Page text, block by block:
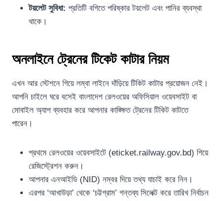
টয়লেট সুবিধা: প্রতিটি বগিতে পরিষ্কার টয়লেট এবং পানির ব্যবস্থা
থাকে।
অনলাইনে ট্রেনের টিকেট কাটার নিয়ম
এখন আর স্টেশনে গিয়ে লম্বা লাইনে দাঁড়িয়ে টিকিট কাটার প্রয়োজন নেই।
আপনি চাইলে ঘরে বসেই বাংলাদেশ রেলওয়ের অফিসিয়াল ওয়েবসাইট বা
মোবাইল অ্যাপ ব্যবহার করে আপনার কাঙ্ক্ষিত ট্রেনের টিকিট কাটতে
পারেন।
প্রথমে রেলওয়ের ওয়েবসাইটে (eticket.railway.gov.bd) গিয়ে
রেজিস্ট্রেশন করুন।
আপনার এনআইডি (NID) নম্বর দিয়ে তথ্য যাচাই করে নিন।
এরপর ‘আখাউড়া’ থেকে ‘চট্টগ্রাম’ গন্তব্য সিলেক্ট করে তারিখ নির্বাচন